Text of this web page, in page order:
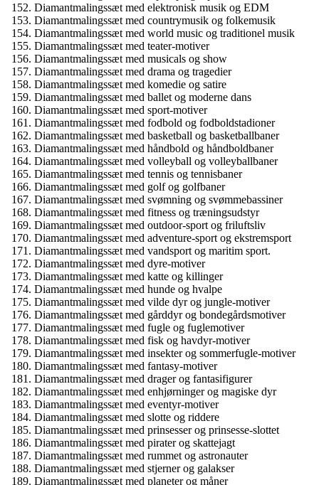
Diamantmalingssæt med elektronisk musik og EDM
Diamantmalingssæt med countrymusik og folkemusik
Diamantmalingssæt med world music og traditionel musik
Diamantmalingssæt med teater-motiver
Diamantmalingssæt med musicals og show
Diamantmalingssæt med drama og tragedier
Diamantmalingssæt med komedie og satire
Diamantmalingssæt med ballet og moderne dans
Diamantmalingssæt med sport-motiver
Diamantmalingssæt med fodbold og fodboldstadioner
Diamantmalingssæt med basketball og basketballbaner
Diamantmalingssæt med håndbold og håndboldbaner
Diamantmalingssæt med volleyball og volleyballbaner
Diamantmalingssæt med tennis og tennisbaner
Diamantmalingssæt med golf og golfbaner
Diamantmalingssæt med svømning og svømmebassiner
Diamantmalingssæt med fitness og træningsudstyr
Diamantmalingssæt med outdoor-sport og friluftsliv
Diamantmalingssæt med adventure-sport og ekstremsport
Diamantmalingssæt med vandsport og maritim sport.
Diamantmalingssæt med dyre-motiver
Diamantmalingssæt med katte og killinger
Diamantmalingssæt med hunde og hvalpe
Diamantmalingssæt med vilde dyr og jungle-motiver
Diamantmalingssæt med gårddyr og bondegårdsmotiver
Diamantmalingssæt med fugle og fuglemotiver
Diamantmalingssæt med fisk og havdyr-motiver
Diamantmalingssæt med insekter og sommerfugle-motiver
Diamantmalingssæt med fantasy-motiver
Diamantmalingssæt med drager og fantasifigurer
Diamantmalingssæt med enhjørninger og magiske dyr
Diamantmalingssæt med eventyr-motiver
Diamantmalingssæt med slotte og riddere
Diamantmalingssæt med prinsesser og prinsesse-slottet
Diamantmalingssæt med pirater og skattejagt
Diamantmalingssæt med rummet og astronauter
Diamantmalingssæt med stjerner og galakser
Diamantmalingssæt med planeter og måner